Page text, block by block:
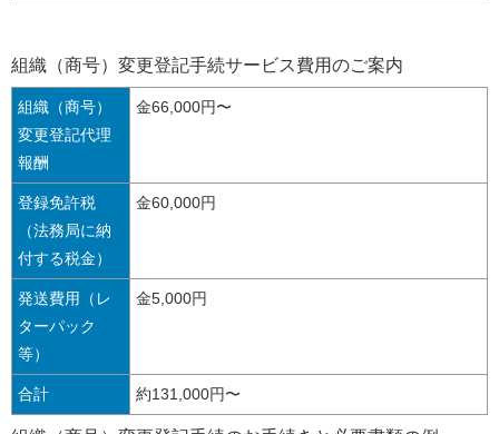
組織（商号）変更登記手続サービス費用のご案内
組織（商号）
変更登記代理
報酬
金66,000円〜
登録免許税
（法務局に納
付する税金）
金60,000円
発送費用（レ
ターパック
等）
金5,000円
合計 約131,000円〜